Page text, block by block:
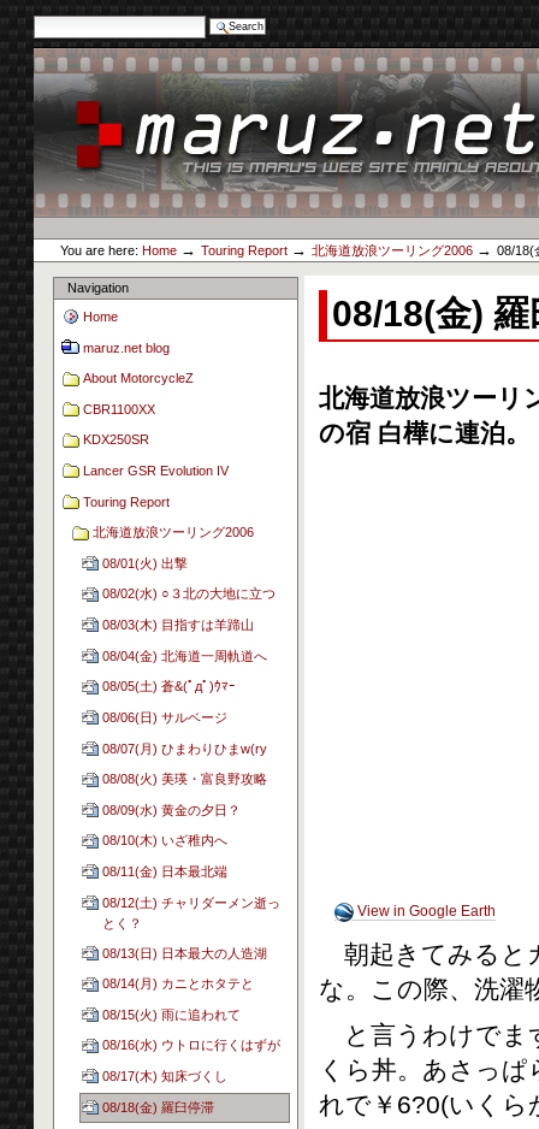
Advanced Search…
Skip
to
content.
Skip
to
navigation
maruz.net
Personal
tools
You are here: Home → Touring Report → 北海道放浪ツーリング2006 → 08/18(
Navigation
Home
maruz.net blog
About MotorcycleZ
CBR1100XX
KDX250SR
Lancer GSR Evolution IV
Touring Report
北海道放浪ツーリング2006
08/01(火) 出撃
08/02(水) ○３北の大地に立つ
08/03(木) 目指すは羊蹄山
08/04(金) 北海道一周軌道へ
08/05(土) 蒼&(ﾟдﾟ)ｳﾏｰ
08/06(日) サルベージ
08/07(月) ひまわりひまw(ry
08/08(火) 美瑛・富良野攻略
08/09(水) 黄金の夕日？
08/10(木) いざ稚内へ
08/11(金) 日本最北端
08/12(土) チャリダーメン逝っ
とく？
08/13(日) 日本最大の人造湖
08/14(月) カニとホタテと
08/15(火) 雨に追われて
08/16(水) ウトロに行くはずが
08/17(木) 知床づくし
08/18(金) 羅臼停滞
08/18(金)
北海道放浪ツーリ
の宿 白樺に連泊。
View in Google Earth
朝起きてみると
な。この際、洗濯
と言うわけでま
くら丼。あさっ
れで￥6?0(いくら